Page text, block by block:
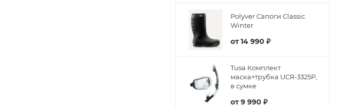
Polyver Сапоги Classic
Winter
от14 990 ₽
Tusa Комплект
маска+трубка UCR-3325P,
в сумке
от9 990 ₽